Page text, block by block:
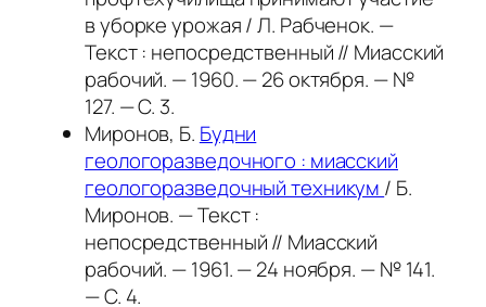
в уборке урожая / Л. Рабченок. —
Текст : непосредственный // Миасский
рабочий. — 1960. — 26 октября. — №
127. — С. 3.
Миронов, Б. Будни
геологоразведочного : миасский
геологоразведочный техникум / Б.
Миронов. — Текст :
непосредственный // Миасский
рабочий. — 1961. — 24 ноября. — № 141.
— С. 4.